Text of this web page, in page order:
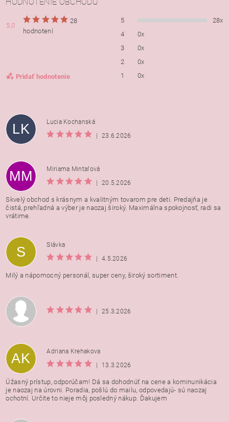
5,0
28
hodnotení
Pridať hodnotenie
5
28x
4
0x
3
0x
2
0x
1
0x
Vložením hodnotenie súhlasíte s
osobných údajov
LK
Lucia Kochanská
|
23.6.2026
MM
Miriama Mintaľová
|
20.5.2026
Skvelý obchod s krásnym a kvalitným tovarom pre deti. Predajňa je
čistá, prehľadná a výber je naozaj široký. Maximálna spokojnosť, radi sa
vrátime.
S
Slávka
|
4.5.2026
Milý a nápomocný personál, super ceny, široký sortiment.
| 25.3.2026
AK
Adriana Krehakova
|
13.3.2026
Úžasný prístup, odporúčam! Dá sa dohodnúť na cene a kominunikácia
je naozaj na úrovni. Poradia, pošlú do mailu, odpovedajú- sú naozaj
ochotní. Určite to nieje môj posledný nákup. Ďakujem